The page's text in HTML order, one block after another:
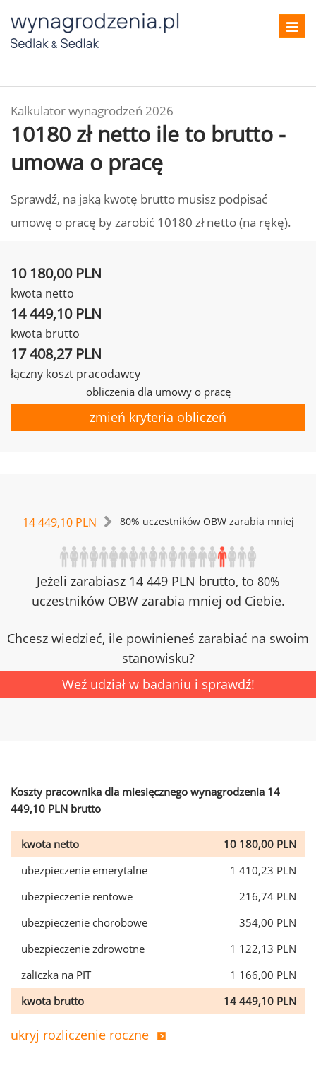
Kalkulator wynagrodzeń 2026
10180 zł netto ile to brutto -
umowa o pracę
Sprawdź, na jaką kwotę brutto musisz podpisać
umowę o pracę by zarobić 10180 zł netto (na rękę).
10 180,00 PLN
kwota netto
14 449,10 PLN
kwota brutto
17 408,27 PLN
łączny koszt pracodawcy
obliczenia dla umowy o pracę
zmień kryteria obliczeń
14 449,10 PLN 80% uczestników OBW zarabia mniej
Jeżeli zarabiasz 14 449 PLN brutto, to 80%
uczestników OBW zarabia mniej od Ciebie.
Chcesz wiedzieć, ile powinieneś zarabiać na swoim
stanowisku?
Weź udział w badaniu i sprawdź!
Koszty pracownika dla miesięcznego wynagrodzenia 14
449,10 PLN brutto
kwota netto
10 180,00 PLN
ubezpieczenie emerytalne
1 410,23 PLN
ubezpieczenie rentowe
216,74 PLN
ubezpieczenie chorobowe
354,00 PLN
ubezpieczenie zdrowotne
1 122,13 PLN
zaliczka na PIT
1 166,00 PLN
kwota brutto
14 449,10 PLN
ukryj rozliczenie roczne